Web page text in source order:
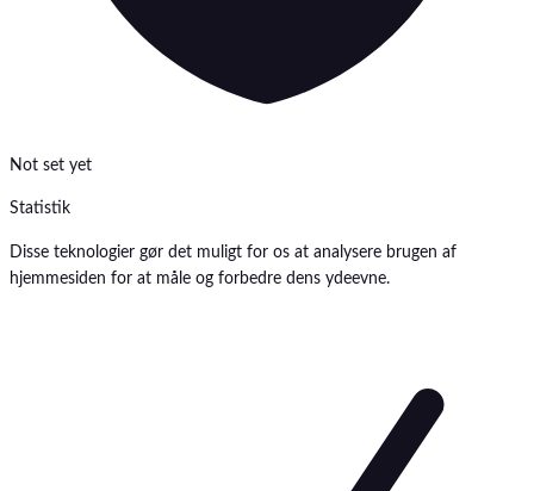
Not set yet
Statistik
Disse teknologier gør det muligt for os at analysere brugen af
hjemmesiden for at måle og forbedre dens ydeevne.